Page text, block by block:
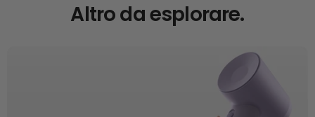
Altro da esplorare.